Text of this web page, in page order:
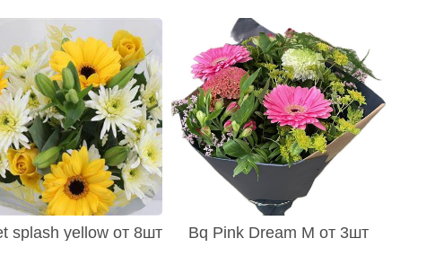
splash yellow от 8шт Bq Pink Dream M от 3шт